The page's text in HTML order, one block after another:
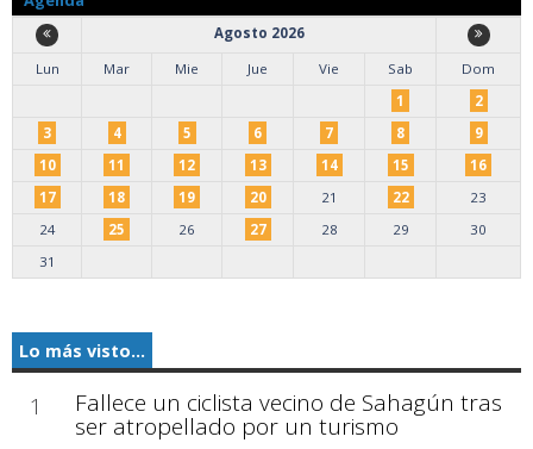
Agosto 2026
Lun
Mar Mie Jue Vie Sab
Dom
1
2
3
4 5 6 7 8
9
10
11 12 13 14 15
16
17
18 19 20 21 22
23
24
25 26 27 28 29
30
31
Lo más visto...
1 Fallece un ciclista vecino de Sahagún tras
ser atropellado por un turismo